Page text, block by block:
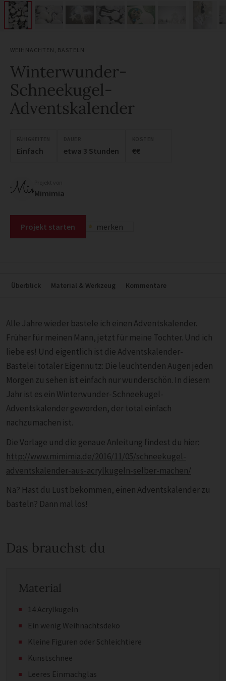
WEIHNACHTEN BASTELN
Winterwunder-
Schneekugel-
Adventskalender
Einfach etwa 3 Stunden €€
Mimimia
Projekt starten merken
Überblick Material & Werkzeug Kommentare
Alle Jahre wieder bastele ich einen Adventskalender.
Früher für meinen Mann, jetzt für meine Tochter. Und ich
liebe es! Und eigentlich ist die Adventskalender-
Bastelei totaler Eigennutz: Die leuchtenden Augen jeden
Morgen zu sehen ist einfach nur wunderschön. In diesem
Jahr ist es ein Winterwunder-Schneekugel-
Adventskalender geworden, der total einfach
nachzumachen ist.
Die Vorlage und die genaue Anleitung findest du hier:
http://www.mimimia.de/2016/11/05/schneekugel-
adventskalender-aus-acrylkugeln-selber-machen/
Na? Hast du Lust bekommen, einen Adventskalender zu
basteln? Dann mal los!
Das brauchst du
Material
14 Acrylkugeln
Ein wenig Weihnachtsdeko
Kleine Figuren oder Schleichtiere
Kunstschnee
Leeres Einmachglas